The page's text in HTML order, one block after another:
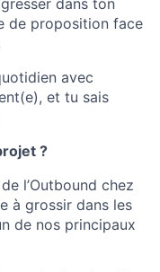
dans ton
de proposition face
avec
et tu sais
?
l’Outbound chez
à grossir dans les
de nos principaux